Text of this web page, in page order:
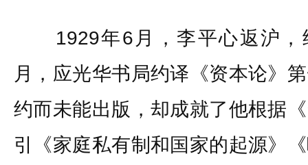
1929年6月，李平心返沪，
月，应光华书局约译《资本论》
约而未能出版，却成就了他根据
引《家庭私有制和国家的起源》